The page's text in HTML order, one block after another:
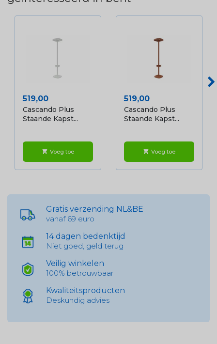
Prijs
519,00
Cascando Plus
Staande Kapst...
shopping_cart Voeg toe
Prijs
519,00
Cascando Plus
Staande Kapst...
shopping_cart Voeg toe
Gratis verzending NL&BE
vanaf 69 euro
14 dagen bedenktijd
Niet goed, geld terug
Veilig winkelen
100% betrouwbaar
Kwaliteitsproducten
Deskundig advies